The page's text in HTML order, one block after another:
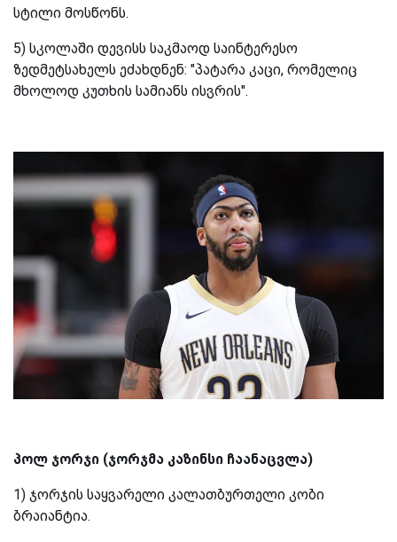
სტილი მოსწონს.
5) სკოლაში დევისს საკმაოდ საინტერესო
ზედმეტსახელს ეძახდნენ: "პატარა კაცი, რომელიც
მხოლოდ კუთხის სამიანს ისვრის".
პოლ ჯორჯი (ჯორჯმა კაზინსი ჩაანაცვლა)
1) ჯორჯის საყვარელი კალათბურთელი კობი
ბრაიანტია.